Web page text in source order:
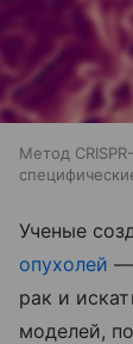
Метод
Ученые
опухолей —
рак и
моделей,